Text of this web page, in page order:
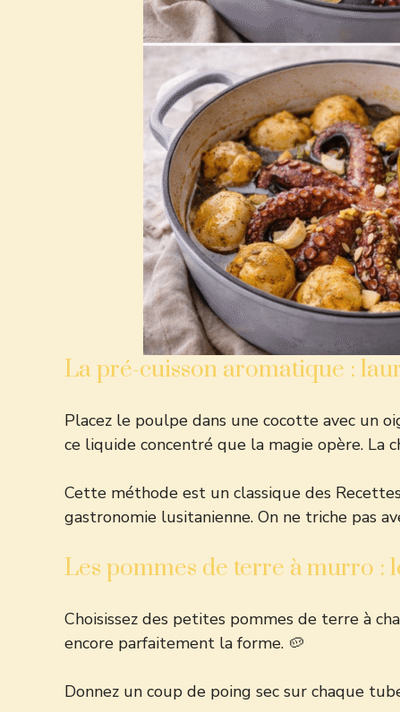
La pré-cuisson aromatique :
Placez le poulpe dans une cocotte avec un
ce liquide concentré que la magie opère. La
Cette méthode est un classique des
gastronomie lusitanienne. On ne triche pas
Les pommes de terre à murro :
Choisissez des petites pommes de terre à
encore parfaitement la forme. 🥔
Donnez un coup de poing sec sur chaque